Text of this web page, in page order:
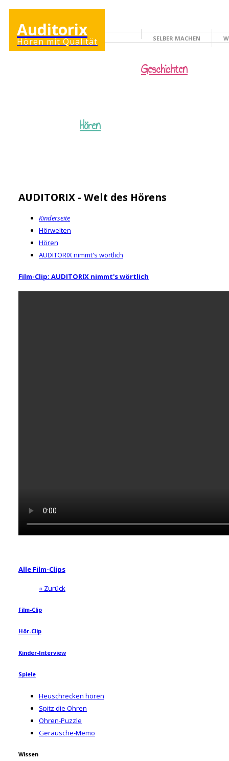
Auditorix
Hören mit Qualität KINDERSEITE
SELBER MACHEN
Hören
Geschichten
AUDITORIX - Welt des Hörens
Kinderseite
Hörwelten
Hören
AUDITORIX nimmt's wörtlich
Film-Clip: AUDITORIX nimmt's wörtlich
Alle Film-Clips
« Zurück
Film-Clip
Hör-Clip
Kinder-Interview
Spiele
Heuschrecken hören
Spitz die Ohren
Ohren-Puzzle
Geräusche-Memo
Wissen